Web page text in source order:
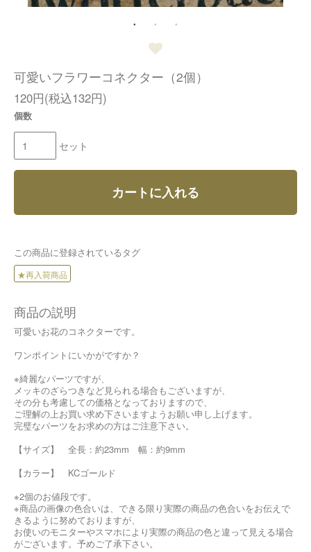
可愛いフラワーコネクター（2個）
120円(税込132円)
個数
セット
カートに入れる
この商品に登録されているタグ
★再入荷商品
商品の説明
可愛いお花のコネクターです。
ワンポイントにいかがですか？
※綺麗なパーツですが、
メッキのざらつきなど見られる場合もございますが、
その分も考慮しての価格となっておりますので、
ご理解の上お買い求め下さいますようお願い申し上げます。
完璧なパーツをお求めの方はご注意下さい。
【サイズ】 全長：約23mm 幅：約9mm
【カラー】 KCゴールド
※2個のお値段です。
※商品の画像の色合いは、できる限り実際の商品の色合いをお伝えで
きるように努めておりますが、
お使いのモニターやスマホにより実際の商品の色と違って見える場合
がございます。予めご了承下さい。